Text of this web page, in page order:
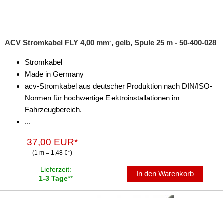
ACV Stromkabel FLY 4,00 mm², gelb, Spule 25 m - 50-400-028
Stromkabel
Made in Germany
acv-Stromkabel aus deutscher Produktion nach DIN/ISO-
Normen für hochwertige Elektroinstallationen im
Fahrzeugbereich.
...
37,00 EUR*
(1 m = 1,48 €*)
Lieferzeit:
1-3 Tage**
In den Warenkorb